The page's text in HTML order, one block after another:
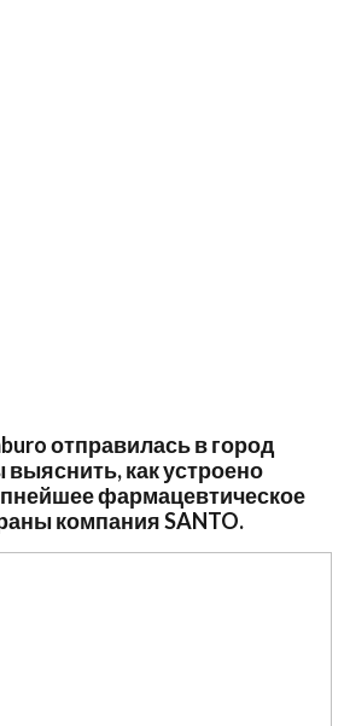
отправилась в город
как устроено
фармацевтическое
компания SANTO.